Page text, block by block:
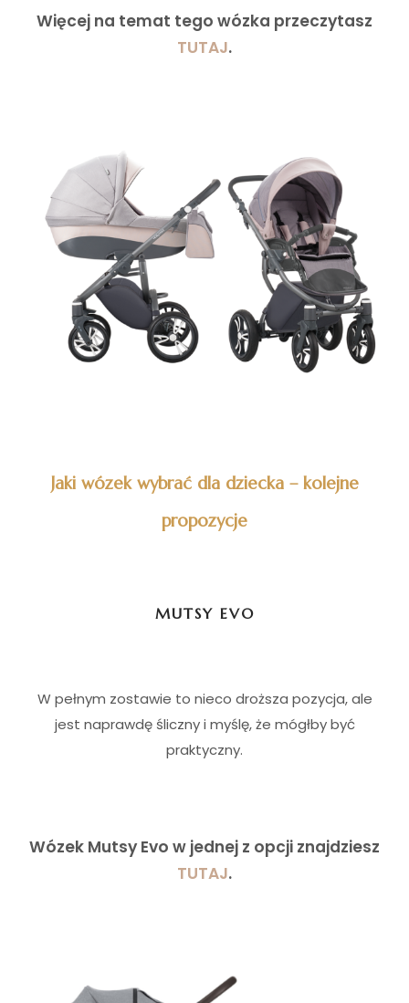
Więcej na temat tego wózka przeczytasz
TUTAJ.
Jaki wózek wybrać dla dziecka – kolejne
propozycje
MUTSY EVO
W pełnym zostawie to nieco droższa pozycja, ale
jest naprawdę śliczny i myślę, że mógłby być
praktyczny.
Wózek Mutsy Evo w jednej z opcji znajdziesz
TUTAJ.